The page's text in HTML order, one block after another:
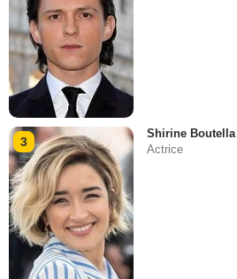
3
Shirine Boutella
Actrice